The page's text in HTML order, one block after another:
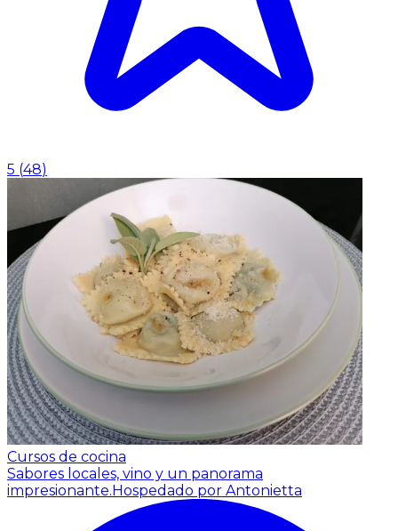
5 (48)
Cursos de cocina
Sabores locales, vino y un panorama
impresionante.Hospedado por Antonietta